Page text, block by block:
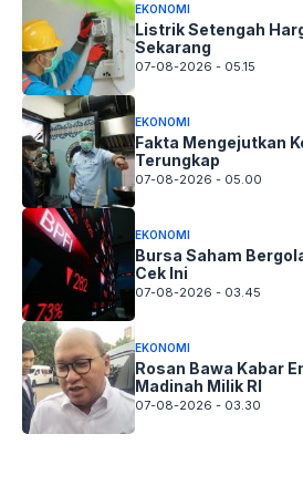
EKONOMI
Listrik Setengah
Sekarang
07-08-2026 - 05.15
EKONOMI
Fakta Mengejutkan
Terungkap
07-08-2026 - 05.00
EKONOMI
Bursa Saham
Cek Ini
07-08-2026 - 03.45
EKONOMI
Rosan Bawa Kabar
Madinah Milik RI
07-08-2026 - 03.30